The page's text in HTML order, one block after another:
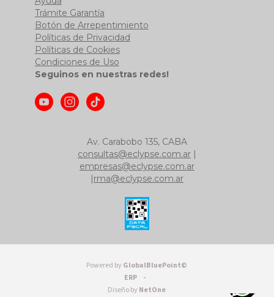
Trámite Garantía
Botón de Arrepentimiento
Políticas de Privacidad
Políticas de Cookies
Condiciones de Uso
Seguinos en nuestras redes!
Av. Carabobo 135, CABA
consultas@eclypse.com.ar |
empresas@eclypse.com.ar
|rma@eclypse.com.ar
Powered by GlobalBluePoint©
ERP -
Diseño by NetOne